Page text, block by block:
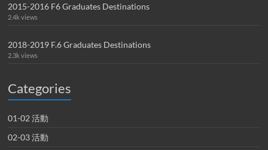
2015-2016 F6 Graduates Destinations
2.4k views
2018-2019 F.6 Graduates Destinations
2.3k views
Categories
01-02 活動
02-03 活動